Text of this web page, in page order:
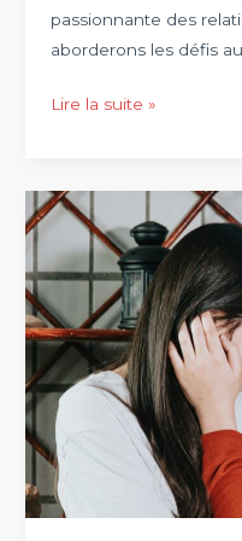
passionnante des
aborderons les défis
Exploration
de
couple
les
défis
et
les
raisons
de
leur
longévité,
Lire la suite »